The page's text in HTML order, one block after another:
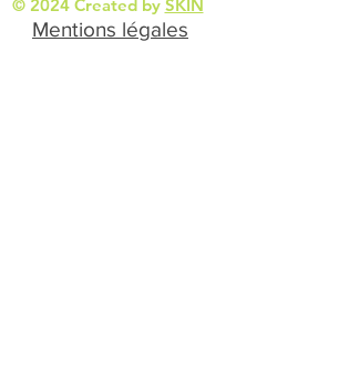
© 2024 Created by SKIN
Mentions légales